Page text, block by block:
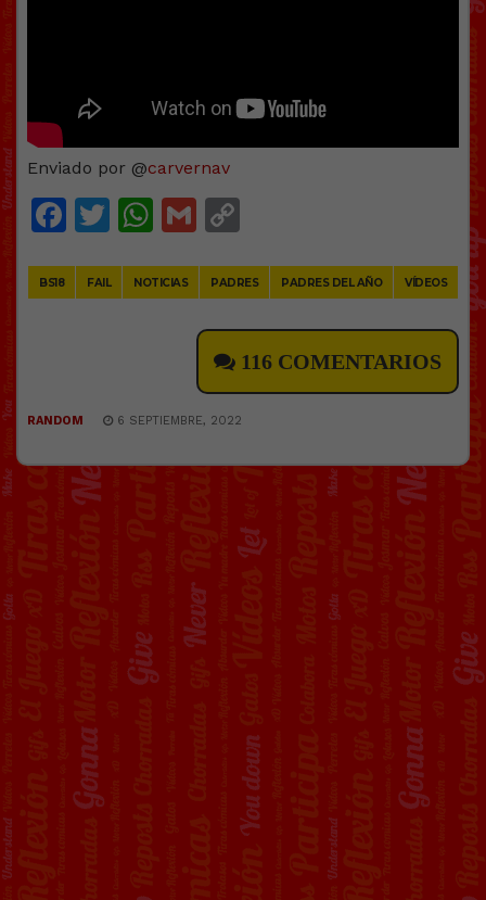
Enviado por @carvernav
Facebook
Twitter
WhatsApp
Gmail
BS18 FAIL NOTICIAS PADRES PADRES DEL AÑO VÍDEOS
116 COMENTARIOS
RANDOM 6 SEPTIEMBRE, 2022